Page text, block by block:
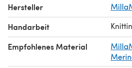
Hersteller
Handarbeit
Empfohlenes Material